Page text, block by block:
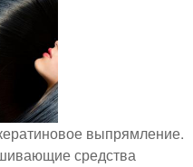
выпрямление.
средства